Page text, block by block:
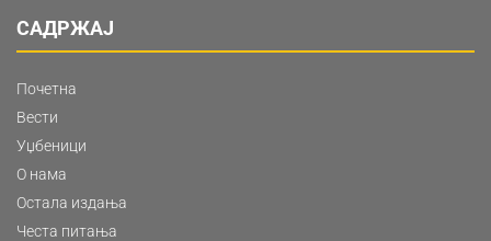
САДРЖАЈ
Почетна
Вести
Уџбеници
О нама
Остала издања
Честа питања